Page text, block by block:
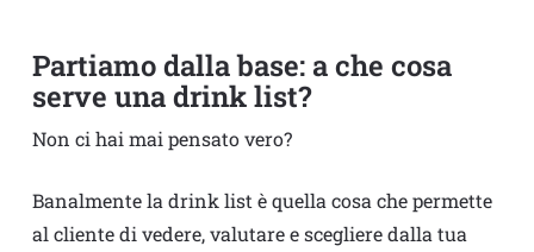
Partiamo dalla base: a che cosa
serve una drink list?
Non ci hai mai pensato vero?
Banalmente la drink list è quella cosa che permette
al cliente di vedere, valutare e scegliere dalla tua